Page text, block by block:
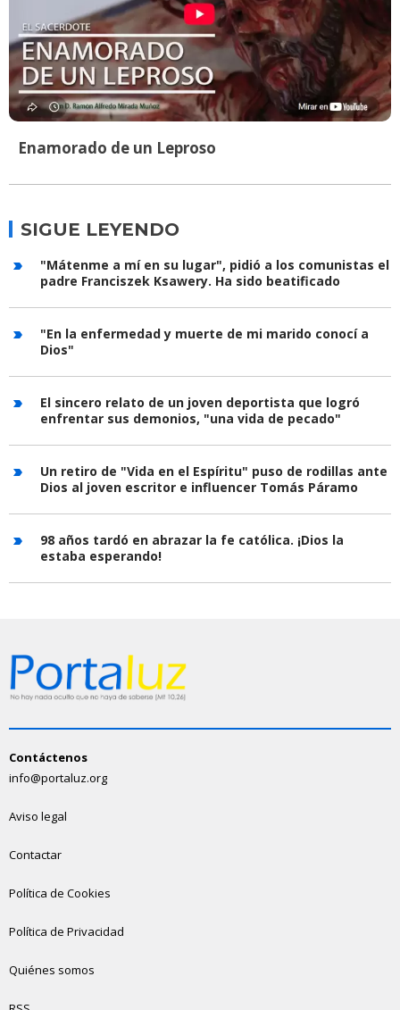
Enamorado de un Leproso
SIGUE LEYENDO
"Mátenme a mí en su lugar", pidió a los comunistas el
padre Franciszek Ksawery. Ha sido beatificado
"En la enfermedad y muerte de mi marido conocí a
Dios"
El sincero relato de un joven deportista que logró
enfrentar sus demonios, "una vida de pecado"
Un retiro de "Vida en el Espíritu" puso de rodillas ante
Dios al joven escritor e influencer Tomás Páramo
98 años tardó en abrazar la fe católica. ¡Dios la
estaba esperando!
Contáctenos
info@portaluz.org
Aviso legal
Contactar
Política de Cookies
Política de Privacidad
Quiénes somos